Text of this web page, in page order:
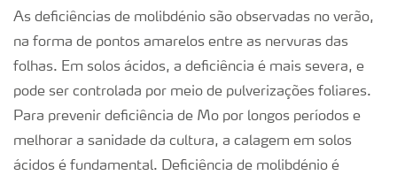
As deficiências de molibdénio são observadas no verão,
na forma de pontos amarelos entre as nervuras das
folhas. Em solos ácidos, a deficiência é mais severa, e
pode ser controlada por meio de pulverizações foliares.
Para prevenir deficiência de Mo por longos períodos e
melhorar a sanidade da cultura, a calagem em solos
ácidos é fundamental. Deficiência de molibdénio é